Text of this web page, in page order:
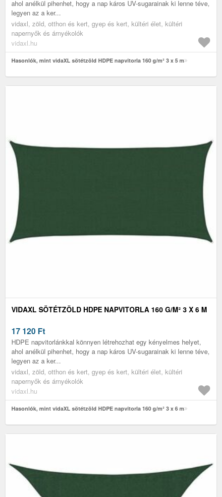
ahol anélkül pihenhet, hogy a nap káros UV-sugarainak ki lenne téve,
legyen az a ker...
vidaxl, zöld, otthon és kert, gyep és kert, kültéri élet, kültéri
napernyők és árnyékolók
vidaxl.hu
Hasonlók, mint vidaXL sötétzöld HDPE napvitorla 160 g/m² 3 x 5 m
VIDAXL SÖTÉTZÖLD HDPE NAPVITORLA 160 G/M² 3 X 6 M
17 120 Ft
HDPE napvitorlánkkal könnyen létrehozhat egy kényelmes helyet,
ahol anélkül pihenhet, hogy a nap káros UV-sugarainak ki lenne téve,
legyen az a ker...
vidaxl, zöld, otthon és kert, gyep és kert, kültéri élet, kültéri
napernyők és árnyékolók
vidaxl.hu
Hasonlók, mint vidaXL sötétzöld HDPE napvitorla 160 g/m² 3 x 6 m